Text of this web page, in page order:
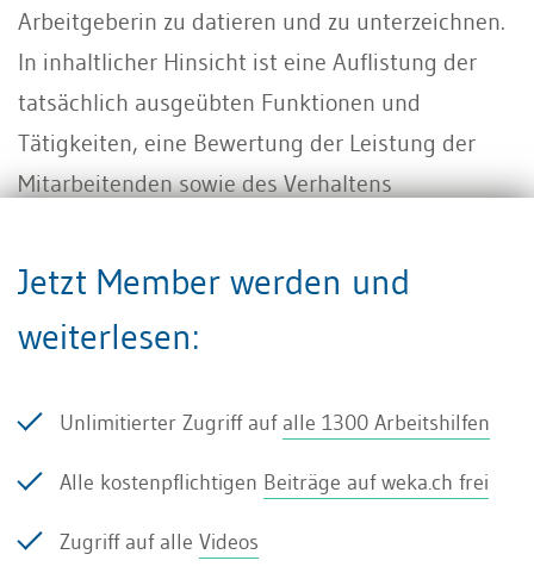
Arbeitgeberin zu datieren und zu unterzeichnen.
In inhaltlicher Hinsicht ist eine Auflistung der
tatsächlich ausgeübten Funktionen und
Tätigkeiten, eine Bewertung der Leistung der
Mitarbeitenden sowie des Verhaltens
Vergangenheitsform verfasst. In Bezug auf die
ausgeübten Tätigkeiten zu nennen und nicht die
aufgelisteten Tätigkeiten.
In Bezug auf die Bewertung der Arbeitsqualität
werden in der Praxis nach wie vor oft auf die
Jetzt Member werden und
weiterlesen:
Unlimitierter Zugriff auf alle 1300 Arbeitshilfen
Alle kostenpflichtigen Beiträge auf weka.ch frei
Zugriff auf alle Videos